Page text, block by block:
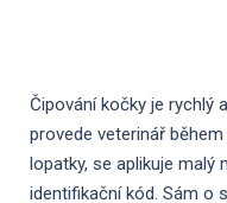
Čipování kočky je rychlý
provede veterinář
lopatky, se aplikuje malý
identifikační kód. Sám o